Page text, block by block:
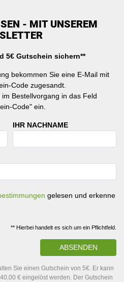
- MIT UNSEREM
5€ Gutschein sichern**
bekommen Sie eine E-Mail mit
Code zugesandt.
Bestellvorgang in das Feld
Code" ein.
IHR NACHNAME
gelesen und erkenne
** Hierbei handelt es sich um ein Pflichtfeld.
ABSENDEN
Sie einen Gutschein von 5€. Er kann
€ eingelöst werden. Der Gutschein